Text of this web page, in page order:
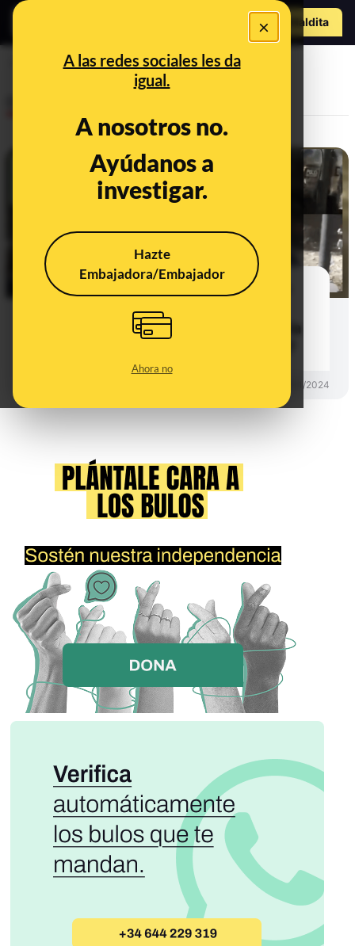
×
A las redes sociales les da
igual.
A nosotros no.
Ayúdanos a
investigar.
Hazte
Embajadora/Embajador
Ahora no
Hazte Maldita
CDR Catalunya
No, este vídeo no son los CDR en
Cataluña, es una protesta en
Buenos Aires (Argentina) contra la
25/01/2024